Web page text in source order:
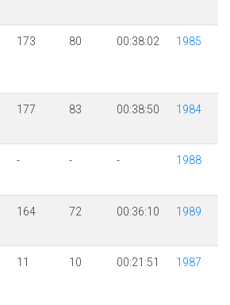
173 80 00:38:02 1985
177 83 00:38:50 1984
- - - 1988
164 72 00:36:10 1989
11 10 00:21:51 1987